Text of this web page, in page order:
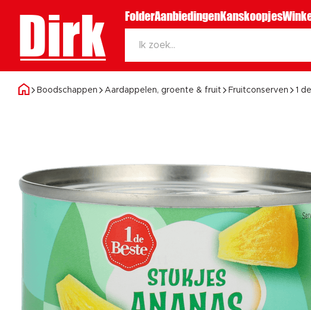
Dirk FolderAanbiedingenKanskoopjes
Boodschappen Aardappelen, groente & fruit Fruitconserven 1